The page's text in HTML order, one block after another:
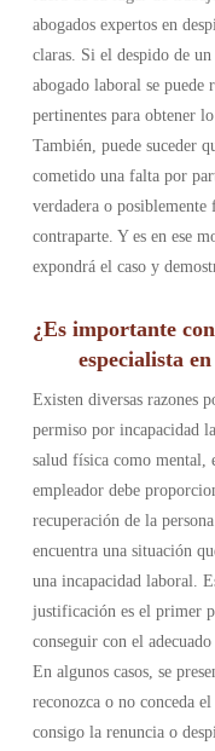
abogados expertos en
claras. Si el despido de
abogado laboral se puede
pertinentes para obtener
También, puede suceder
cometido una falta por
verdadera o posiblemente
contraparte. Y es en ese
expondrá el caso y
¿Es importante
especialista
Existen diversas razones
permiso por incapacidad
salud física como mental,
empleador debe
recuperación de la
encuentra una situación
una incapacidad laboral.
justificación es el primer
conseguir con el
En algunos casos, se
reconozca o no conceda
consigo la renuncia o